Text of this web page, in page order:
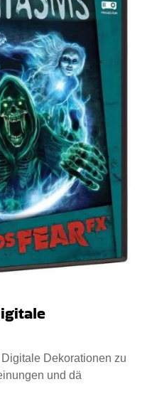
Dekorationen zu
und dä